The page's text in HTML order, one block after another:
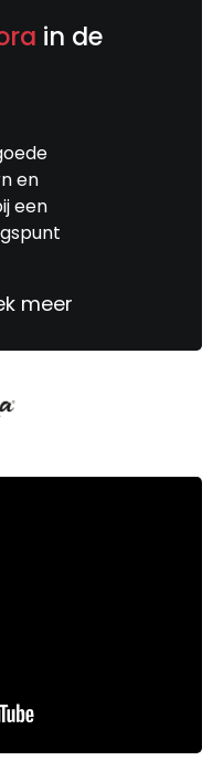
in de
en
een
meer